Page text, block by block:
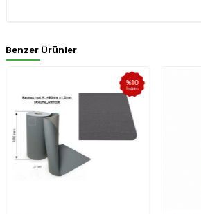
Benzer Ürünler
10
İndirim